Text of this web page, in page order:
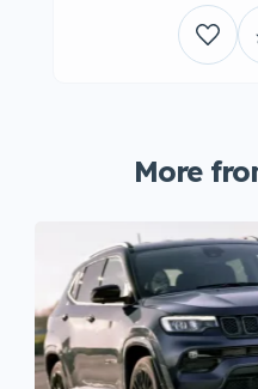
More